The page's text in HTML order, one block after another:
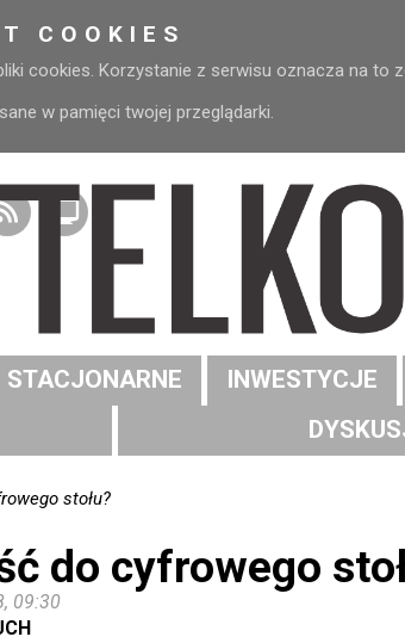
COOKIES
cookies. Korzystanie z serwisu oznacza na to
w pamięci twojej przeglądarki.
STACJONARNE INWESTYCJE
stołu?
do cyfrowego
09:30